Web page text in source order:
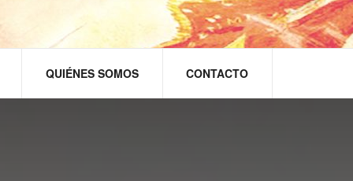
QUIÉNES SOMOS CONTACTO